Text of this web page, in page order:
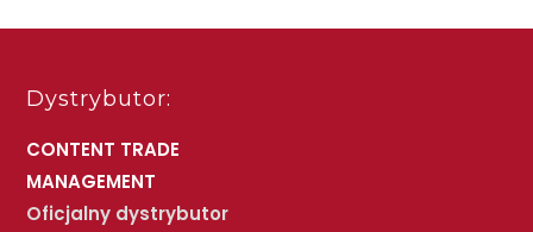
Dystrybutor:
CONTENT TRADE
MANAGEMENT
Oficjalny dystrybutor